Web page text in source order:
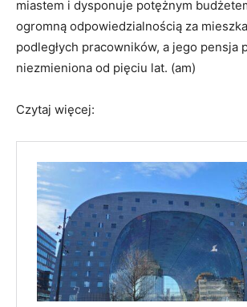
miastem i dysponuje potężnym
ogromną odpowiedzialnością za
podległych pracowników, a jego pensja
niezmieniona od pięciu lat. (am)
Czytaj więcej: